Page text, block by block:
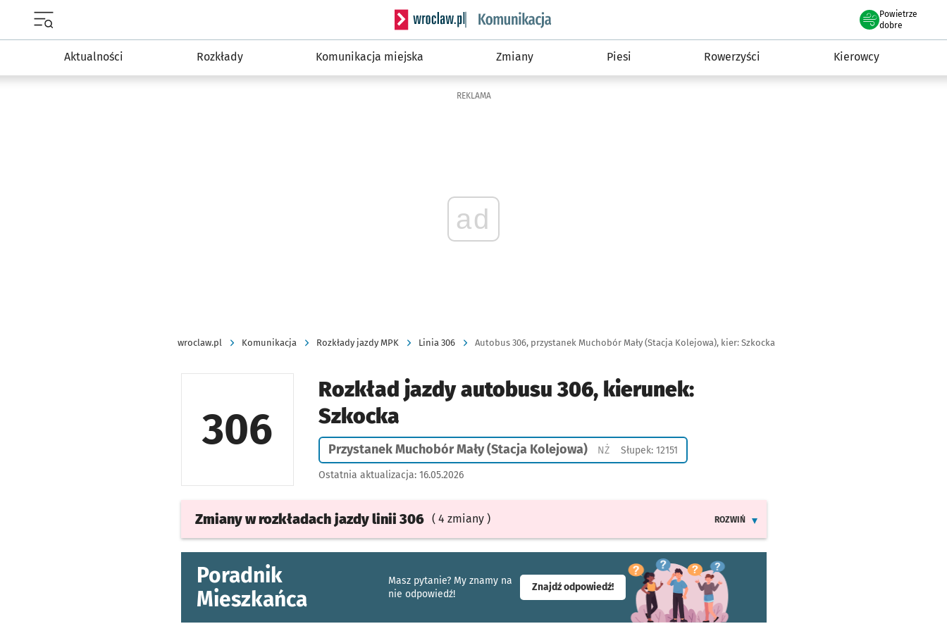
Serwis informacyjny wroclaw.pl podserwis: Komunikacja
Powietrze
we Wrocławiu
dobre
Aktualności Rozkłady Komunikacja miejska Zmiany Piesi Rowerzyści Kierowcy
REKLAMA
ad
wroclaw.pl Komunikacja Rozkłady jazdy MPK Linia 306 Autobus 306, przystanek Muchobór Mały (Stacja Kolejowa), kier: Szkocka
306
Rozkład jazdy autobusu 306, kierunek:
Szkocka
Przystanek Muchobór Mały (Stacja Kolejowa) NŻPrzystanek na życzenie
Słupek: 12151
Ostatnia aktualizacja: 16.05.2026
Zmiany w rozkładach jazdylinii 306 ( 4 zmiany )
ROZWIŃ
Poradnik
Mieszkańca
Masz pytanie? My znamy na
nie odpowiedź!
Znajdź odpowiedź!- otworzy się w nowej karcie